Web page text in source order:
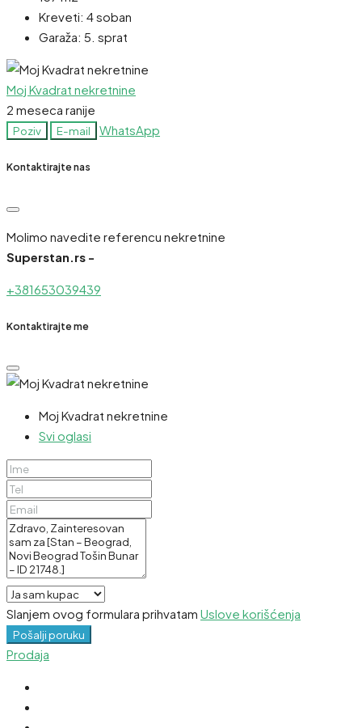
Kreveti: 4 soban
Garaža: 5. sprat
Moj Kvadrat nekretnine
2 meseca ranije
Poziv E-mail WhatsApp
Kontaktirajte nas
Molimo navedite referencu nekretnine
Superstan.rs -
+381653039439
Kontaktirajte me
Moj Kvadrat nekretnine
Svi oglasi
Slanjem ovog formulara prihvatam Uslove korišćenja
Pošalji poruku
Prodaja